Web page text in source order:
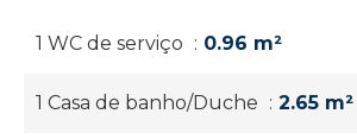
1 WC de serviço 0.96 m²
1 Casa de banho/Duche 2.65 m²